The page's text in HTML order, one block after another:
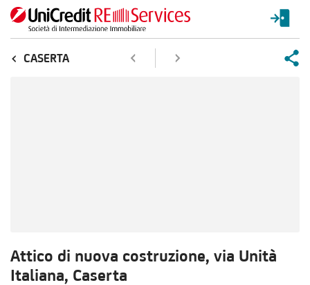
CASERTA
Attico di nuova costruzione, via Unità
Italiana, Caserta